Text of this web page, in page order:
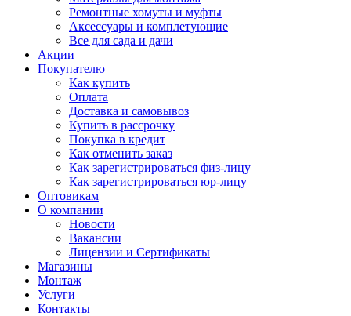
Ремонтные хомуты и муфты
Аксессуары и комплетующие
Все для сада и дачи
Акции
Покупателю
Как купить
Оплата
Доставка и самовывоз
Купить в рассрочку
Покупка в кредит
Как отменить заказ
Как зарегистрироваться физ-лицу
Как зарегистрироваться юр-лицу
Оптовикам
О компании
Новости
Вакансии
Лицензии и Сертификаты
Магазины
Монтаж
Услуги
Контакты